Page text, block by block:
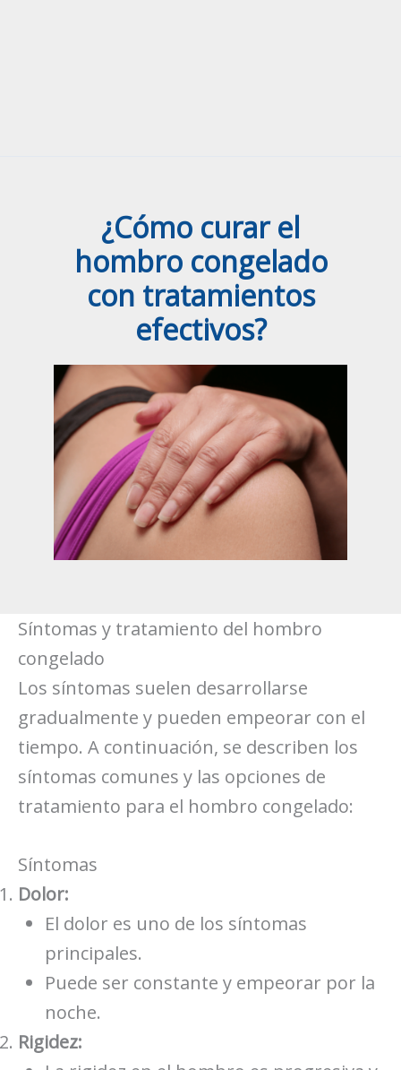
¿Cómo curar el
hombro congelado
con tratamientos
efectivos?
Síntomas y tratamiento del hombro
congelado
Los síntomas suelen desarrollarse
gradualmente y pueden empeorar con el
tiempo. A continuación, se describen los
síntomas comunes y las opciones de
tratamiento para el hombro congelado:
Síntomas
Dolor:
El dolor es uno de los síntomas
principales.
Puede ser constante y empeorar por la
noche.
Rigidez: